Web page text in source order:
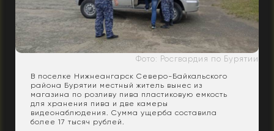
Фото: Росгвардия по Бурятии
В поселке Нижнеангарск Северо-Байкальского
района Бурятии местный житель вынес из
магазина по розливу пива пластиковую емкость
для хранения пива и две камеры
видеонаблюдения. Сумма ущерба составила
более 17 тысяч рублей.